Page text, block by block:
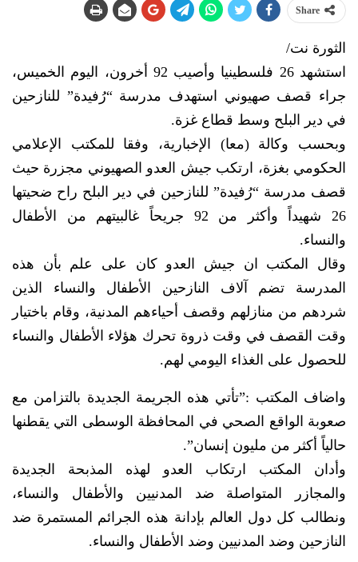
Share
الثورة نت/
استشهد 26 فلسطينيا وأصيب 92 أخرون، اليوم الخميس،
جراء قصف صهيوني استهدف مدرسة “رُفيدة” للنازحين
في دير البلح وسط قطاع غزة.
وبحسب وكالة (معا) الإخبارية، وفقا للمكتب الإعلامي
الحكومي بغزة، ارتكب جيش العدو الصهيوني مجزرة حيث
قصف مدرسة “رُفيدة” للنازحين في دير البلح راح ضحيتها
26 شهيداً وأكثر من 92 جريحاً غالبيتهم من الأطفال
والنساء.
وقال المكتب ان جيش العدو كان على علم بأن هذه
المدرسة تضم آلاف النازحين الأطفال والنساء الذين
شردهم من منازلهم وقصف أحياءهم المدنية، وقام باختيار
وقت القصف في وقت ذروة تحرك هؤلاء الأطفال والنساء
للحصول على الغذاء اليومي لهم.
واضاف المكتب :”تأتي هذه الجريمة الجديدة بالتزامن مع
صعوبة الواقع الصحي في المحافظة الوسطى التي يقطنها
حالياً أكثر من مليون إنسان”.
وأدان المكتب ارتكاب العدو لهذه المذبحة الجديدة
والمجازر المتواصلة ضد المدنيين والأطفال والنساء،
ونطالب كل دول العالم بإدانة هذه الجرائم المستمرة ضد
النازحين وضد المدنيين وضد الأطفال والنساء.